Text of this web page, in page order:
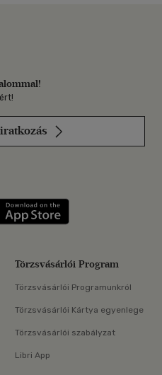
LinkedInen
Szerezd meg: Google
Törzsvásárlói Program
Törzsvásárlói Programunkról
Törzsvásárlói Kártya egyenlege
Törzsvásárlói szabályzat
Libri App